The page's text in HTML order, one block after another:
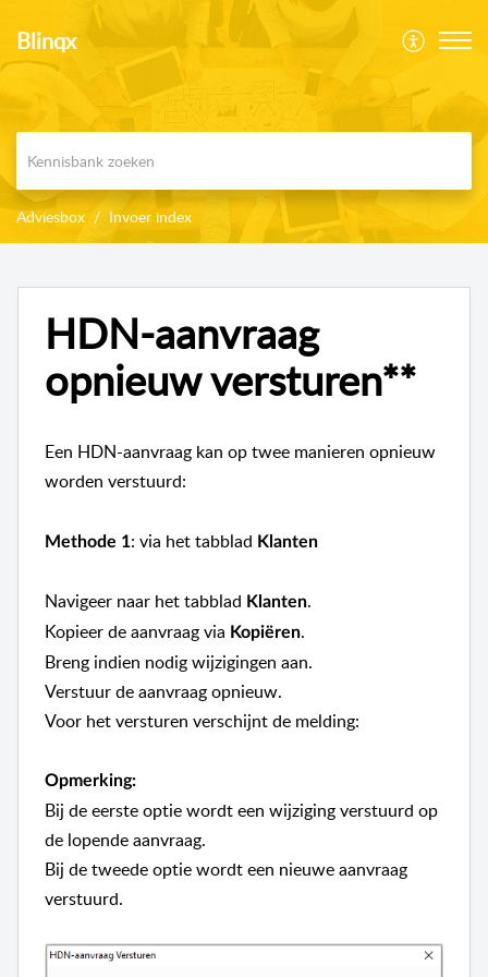
Blinqx
Adviesbox Invoer index
HDN-aanvraag
opnieuw versturen**
Een HDN-aanvraag kan op twee manieren opnieuw
worden verstuurd:
Methode 1: via het tabblad Klanten
Navigeer naar het tabblad Klanten.
Kopieer de aanvraag via Kopiëren.
Breng indien nodig wijzigingen aan.
Verstuur de aanvraag opnieuw.
Voor het versturen verschijnt de melding:
Opmerking:
Bij de eerste optie wordt een wijziging verstuurd op
de lopende aanvraag.
Bij de tweede optie wordt een nieuwe aanvraag
verstuurd.